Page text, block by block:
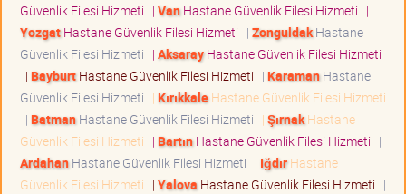
Güvenlik Filesi Hizmeti | VanHastane Güvenlik Filesi Hizmeti |
YozgatHastane Güvenlik Filesi Hizmeti | ZonguldakHastane
Güvenlik Filesi Hizmeti | AksarayHastane Güvenlik Filesi Hizmeti
| BayburtHastane Güvenlik Filesi Hizmeti | KaramanHastane
Güvenlik Filesi Hizmeti | KırıkkaleHastane Güvenlik Filesi Hizmeti
| BatmanHastane Güvenlik Filesi Hizmeti | ŞırnakHastane
Güvenlik Filesi Hizmeti | BartınHastane Güvenlik Filesi Hizmeti |
ArdahanHastane Güvenlik Filesi Hizmeti | IğdırHastane
Güvenlik Filesi Hizmeti | Yalova Hastane Güvenlik Filesi Hizmeti |